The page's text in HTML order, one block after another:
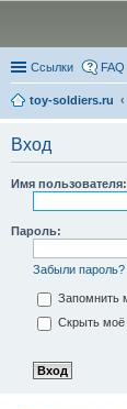
Ссылки FAQ
toy-soldiers.ru
Вход
Имя пользователя:
Пароль:
Забыли пароль?
Запомнить
Скрыть моё